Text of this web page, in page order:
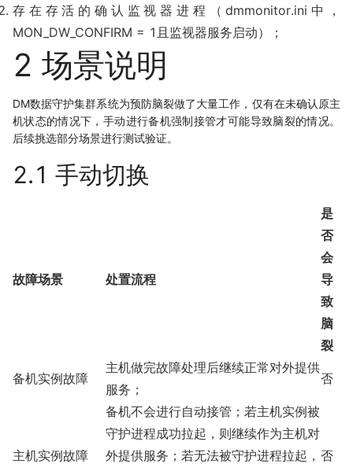
存在存活的确认监视器进程（dmmonitor.ini中，
MON_DW_CONFIRM = 1且监视器服务启动）；
2 场景说明
DM数据守护集群系统为预防脑裂做了大量工作，仅有在未确认原主
机状态的情况下，手动进行备机强制接管才可能导致脑裂的情况。
后续挑选部分场景进行测试验证。
2.1 手动切换
故障场景 处置流程
是
否
会
导
致
脑
裂
备机实例故障
主机做完故障处理后继续正常对外提供
服务；
否
主机实例故障
备机不会进行自动接管；若主机实例被
守护进程成功拉起，则继续作为主机对
外提供服务；若无法被守护进程拉起， 否